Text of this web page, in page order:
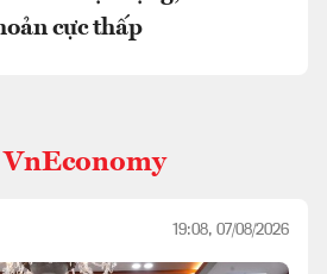
cực thấp
VnEconomy
19:08, 07/08/2026